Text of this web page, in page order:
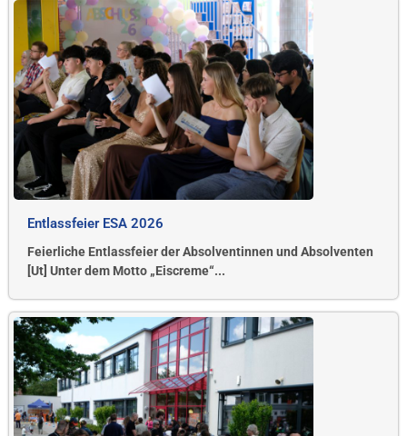
Entlassfeier ESA 2026
Feierliche Entlassfeier der Absolventinnen und Absolventen
[Ut] Unter dem Motto „Eiscreme“...